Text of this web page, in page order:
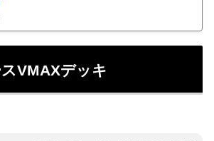
VMAXデッキ